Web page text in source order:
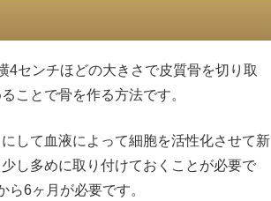
4センチほどの大きさで皮質骨を切り取
ことで骨を作る方法です。
して血液によって細胞を活性化させて新
し多めに取り付けておくことが必要で
6ヶ月が必要です。